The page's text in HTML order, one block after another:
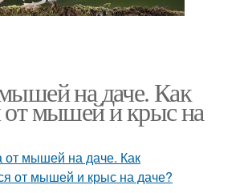
на даче. Как
от мышей и крыс на